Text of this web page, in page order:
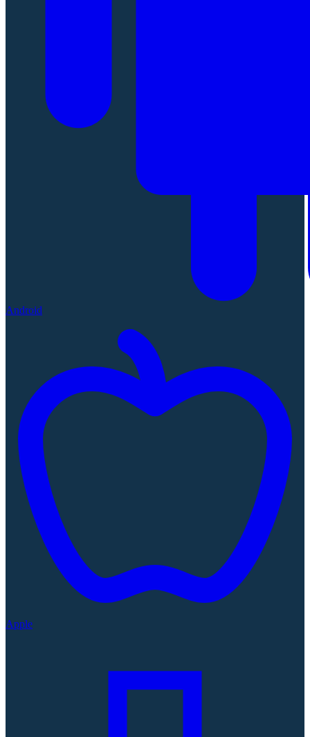
Android
Apple